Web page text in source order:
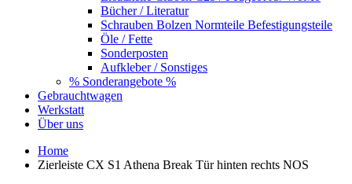
Bücher / Literatur
Schrauben Bolzen Normteile Befestigungsteile
Öle / Fette
Sonderposten
Aufkleber / Sonstiges
% Sonderangebote %
Gebrauchtwagen
Werkstatt
Über uns
Home
Zierleiste CX S1 Athena Break Tür hinten rechts NOS